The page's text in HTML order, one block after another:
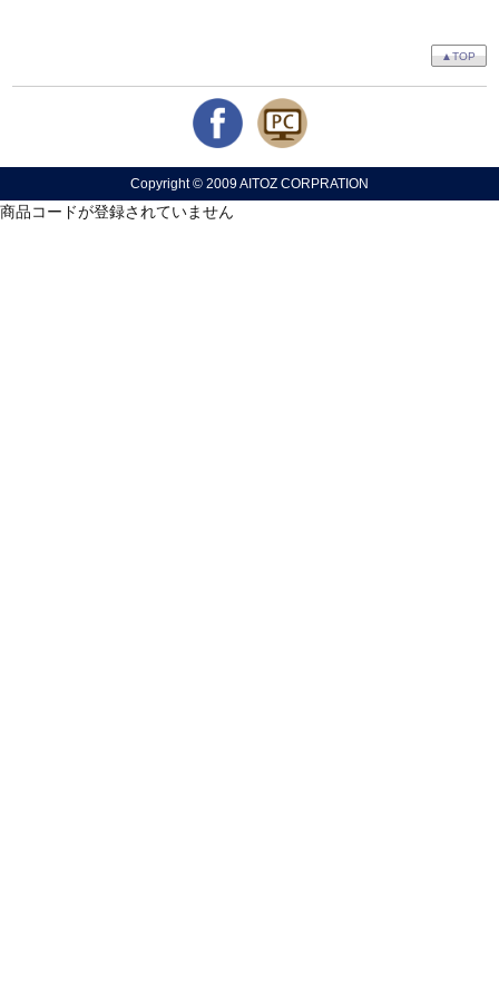
▲TOP
Copyright © 2009 AITOZ CORPRATION
商品コードが登録されていません